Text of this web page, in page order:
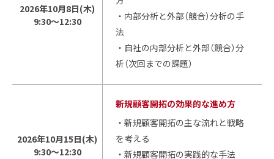
2026年10月8日(木)
9:30～12:30
・内部分析と外部（競合）分析の手
法
・自社の内部分析と外部（競合）分
析（次回までの課題）
2026年10月15日(木)
9:30～12:30
新規顧客開拓の効果的な進め方
・新規顧客開拓の主な流れと戦略
を考える
・新規顧客開拓の実践的な手法